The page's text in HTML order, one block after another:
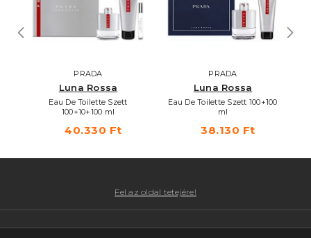
PRADA
Luna Rossa
Eau De Toilette Szett
100+10+100 ml
40.330 Ft
PRADA
Luna Rossa
Eau De Toilette Szett 100+100
ml
38.130 Ft
Fel az oldal tetejére!